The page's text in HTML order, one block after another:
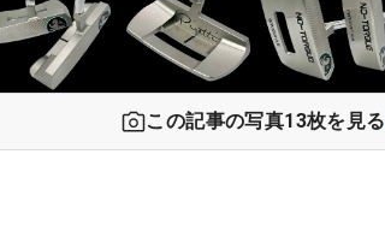
この記事の写真13枚を見る